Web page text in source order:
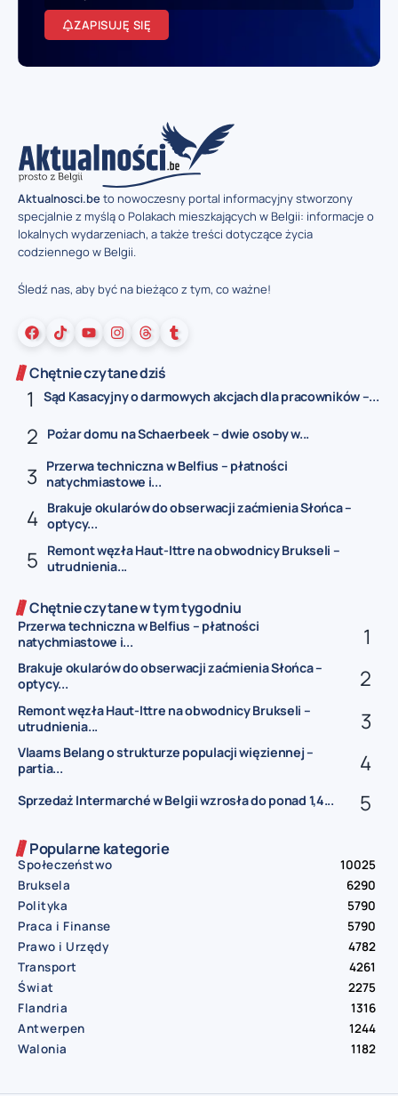
ZAPISUJĘ SIĘ
Aktualnosci.beto nowoczesny portal informacyjny stworzony
specjalnie z myślą o Polakach mieszkających w Belgii: informacje o
lokalnych wydarzeniach, a także treści dotyczące życia
codziennego w Belgii.
Śledź nas, aby być na bieżąco z tym, co ważne!
Chętnie czytane dziś
Sąd Kasacyjny o darmowych akcjach dla pracowników –...
Pożar domu na Schaerbeek – dwie osoby w...
Przerwa techniczna w Belfius – płatności
natychmiastowe i...
Brakuje okularów do obserwacji zaćmienia Słońca –
optycy...
Remont węzła Haut-Ittre na obwodnicy Brukseli –
utrudnienia...
Chętnie czytane w tym tygodniu
Przerwa techniczna w Belfius – płatności
natychmiastowe i...
Brakuje okularów do obserwacji zaćmienia Słońca –
optycy...
Remont węzła Haut-Ittre na obwodnicy Brukseli –
utrudnienia...
Vlaams Belang o strukturze populacji więziennej –
partia...
Sprzedaż Intermarché w Belgii wzrosła do ponad 1,4...
Popularne kategorie
Społeczeństwo
10025
Bruksela
6290
Polityka
5790
Praca i Finanse
5790
Prawo i Urzędy
4782
Transport
4261
Świat
2275
Flandria
1316
Antwerpen
1244
Walonia
1182